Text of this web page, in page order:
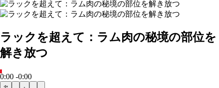
ラックを超えて：ラム肉の秘境の部位を
解き放つ
0:00 -0:00